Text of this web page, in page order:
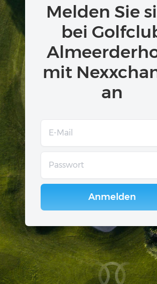
Melden Sie
bei
mit
an
Anmelden